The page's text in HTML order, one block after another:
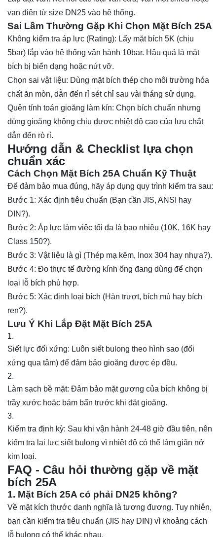
van điện từ size DN25 vào hệ thống.
Sai Lầm Thường Gặp Khi Chọn Mặt Bích 25A
Không kiểm tra áp lực (Rating): Lấy mặt bích 5K (chịu
5bar) lắp vào hệ thống vận hành 10bar. Hậu quả là mặt
bích bị biến dạng hoặc nứt vỡ.
Chọn sai vật liệu: Dùng mặt bích thép cho môi trường hóa
chất ăn mòn, dẫn đến rỉ sét chỉ sau vài tháng sử dụng.
Quên tính toán gioăng làm kín: Chọn bích chuẩn nhưng
dùng gioăng không chịu được nhiệt độ cao của lưu chất
dẫn đến rò rỉ.
Hướng dẫn & Checklist lựa chọn
chuẩn xác
Cách Chọn Mặt Bích 25A Chuẩn Kỹ Thuật
Để đảm bảo mua đúng, hãy áp dụng quy trình kiểm tra sau:
Bước 1: Xác định tiêu chuẩn (Bạn cần JIS, ANSI hay
DIN?).
Bước 2: Áp lực làm việc tối đa là bao nhiêu (10K, 16K hay
Class 150?).
Bước 3: Vật liệu là gì (Thép mạ kẽm, Inox 304 hay nhựa?).
Bước 4: Đo thực tế đường kính ống đang dùng để chọn
loại lỗ bích phù hợp.
Bước 5: Xác định loại bích (Hàn trượt, bích mù hay bích
ren?).
Lưu Ý Khi Lắp Đặt Mặt Bích 25A
Siết lực đối xứng: Luôn siết bulong theo hình sao (đối
xứng qua tâm) để đảm bảo gioăng được ép đều.
Làm sạch bề mặt: Đảm bảo mặt gương của bích không bị
trầy xước hoặc bám bẩn trước khi đặt gioăng.
Kiểm tra định kỳ: Sau khi vận hành 24-48 giờ đầu tiên, nên
kiểm tra lại lực siết bulong vì nhiệt độ có thể làm giãn nở
kim loại.
FAQ - Câu hỏi thường gặp về mặt
bích 25A
1. Mặt Bích 25A có phải DN25 không?
Về mặt kích thước danh nghĩa là tương đương. Tuy nhiên,
bạn cần kiểm tra tiêu chuẩn (JIS hay DIN) vì khoảng cách
lỗ bulong có thể khác nhau.